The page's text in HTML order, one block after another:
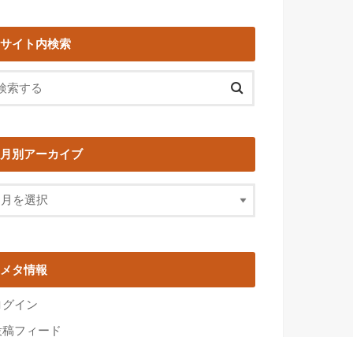
サイト内検索
月別アーカイブ
メタ情報
グイン
稿フィード